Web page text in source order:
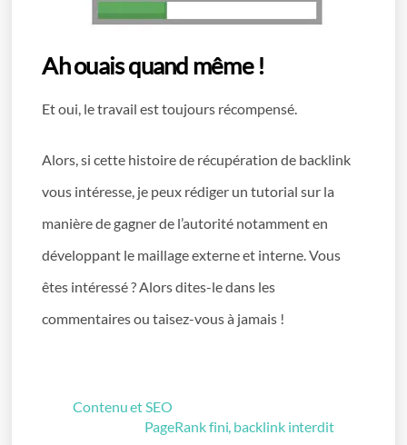
Ah ouais quand même !
Et oui, le travail est toujours récompensé.
Alors, si cette histoire de récupération de backlink
vous intéresse, je peux rédiger un tutorial sur la
manière de gagner de l’autorité notamment en
développant le maillage externe et interne. Vous
êtes intéressé ? Alors dites-le dans les
commentaires ou taisez-vous à jamais !
Contenu et SEO
PageRank fini, backlink interdit